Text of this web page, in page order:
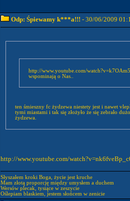
Odp: Śpiewamy k***a!!! - 30/06/2009
http://www.youtube.com/watch?v=k7OAm5iGE7U&feature=related nie
wspominają o Nas..
ten śmieszny fc żydzewa niestety jest i nawet
tymi miastami i tak się złożyło że się zebrało
żydzewa.
http://www.youtube.com/
Słyszałem kroki Boga, życie jest kruche
Mam złotą proporcję między umysłem a duchem
Wersów plecak, tysiące w zeszycie
Oślepiam blaskiem, jestem słońcem w zenicie